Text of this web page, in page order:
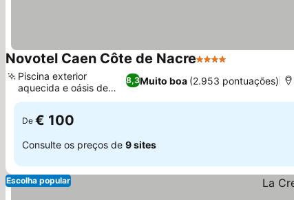
Novotel Caen Côte de Nacre4 Estrelas
8,3Muito boa (2.953 pontuações)
Piscina exterior
aquecida e oásis de
jardim
De € 100
Consulte os preços de 9 sites
Escolha popular